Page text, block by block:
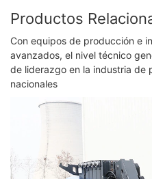
Productos
Con equipos de producción e
avanzados, el nivel técnico
de liderazgo en la industria de
nacionales